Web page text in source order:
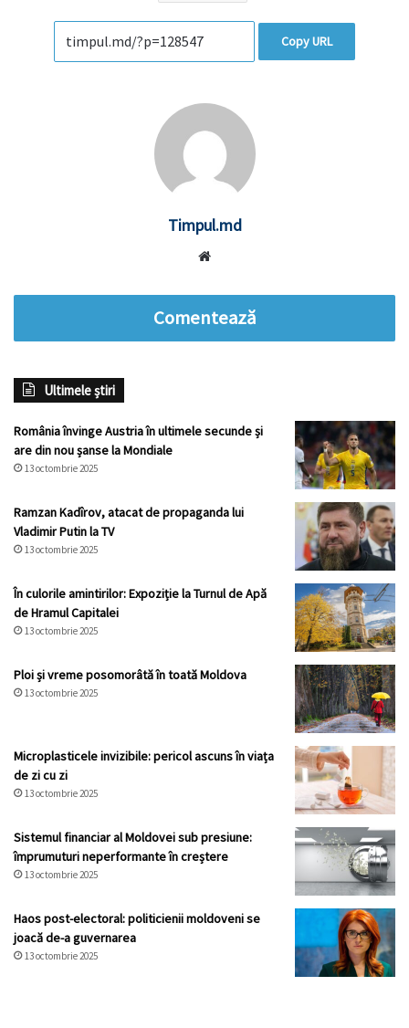
Copy URL
Timpul.md
Comentează
Ultimele știri
România învinge Austria în ultimele secunde și
are din nou șanse la Mondiale
13 octombrie 2025
Ramzan Kadîrov, atacat de propaganda lui
Vladimir Putin la TV
13 octombrie 2025
În culorile amintirilor: Expoziție la Turnul de Apă
de Hramul Capitalei
13 octombrie 2025
Ploi și vreme posomorâtă în toată Moldova
13 octombrie 2025
Microplasticele invizibile: pericol ascuns în viața
de zi cu zi
13 octombrie 2025
Sistemul financiar al Moldovei sub presiune:
împrumuturi neperformante în creștere
13 octombrie 2025
Haos post-electoral: politicienii moldoveni se
joacă de-a guvernarea
13 octombrie 2025